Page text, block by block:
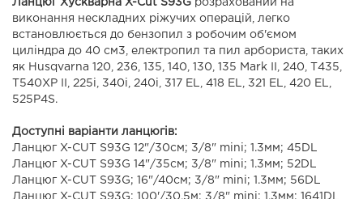
Ланцюг Хускварна X-Cut S93G розрахований на
виконання нескладних ріжучих операцій, легко
встановлюється до бензопил з робочим об'ємом
циліндра до 40 см3, електропил та пил арбориста, таких
як Husqvarna 120, 236, 135, 140, 130, 135 Mark II, 240, Т435,
T540XP II, 225i, 340i, 240i, 317 ЕL, 418 EL, 321 ЕL, 420 EL,
525P4S.
Доступні варіанти ланцюгів:
Ланцюг X-CUT S93G 12"/30см; 3/8" mini; 1.3мм; 45DL
Ланцюг X-CUT S93G 14"/35см; 3/8" mini; 1.3мм; 52DL
Ланцюг X-CUT S93G; 16"/40см; 3/8" mini; 1.3мм; 56DL
Ланцюг X-CUT S93G; 100'/30.5м; 3/8" mini; 1.3мм; 1641DL